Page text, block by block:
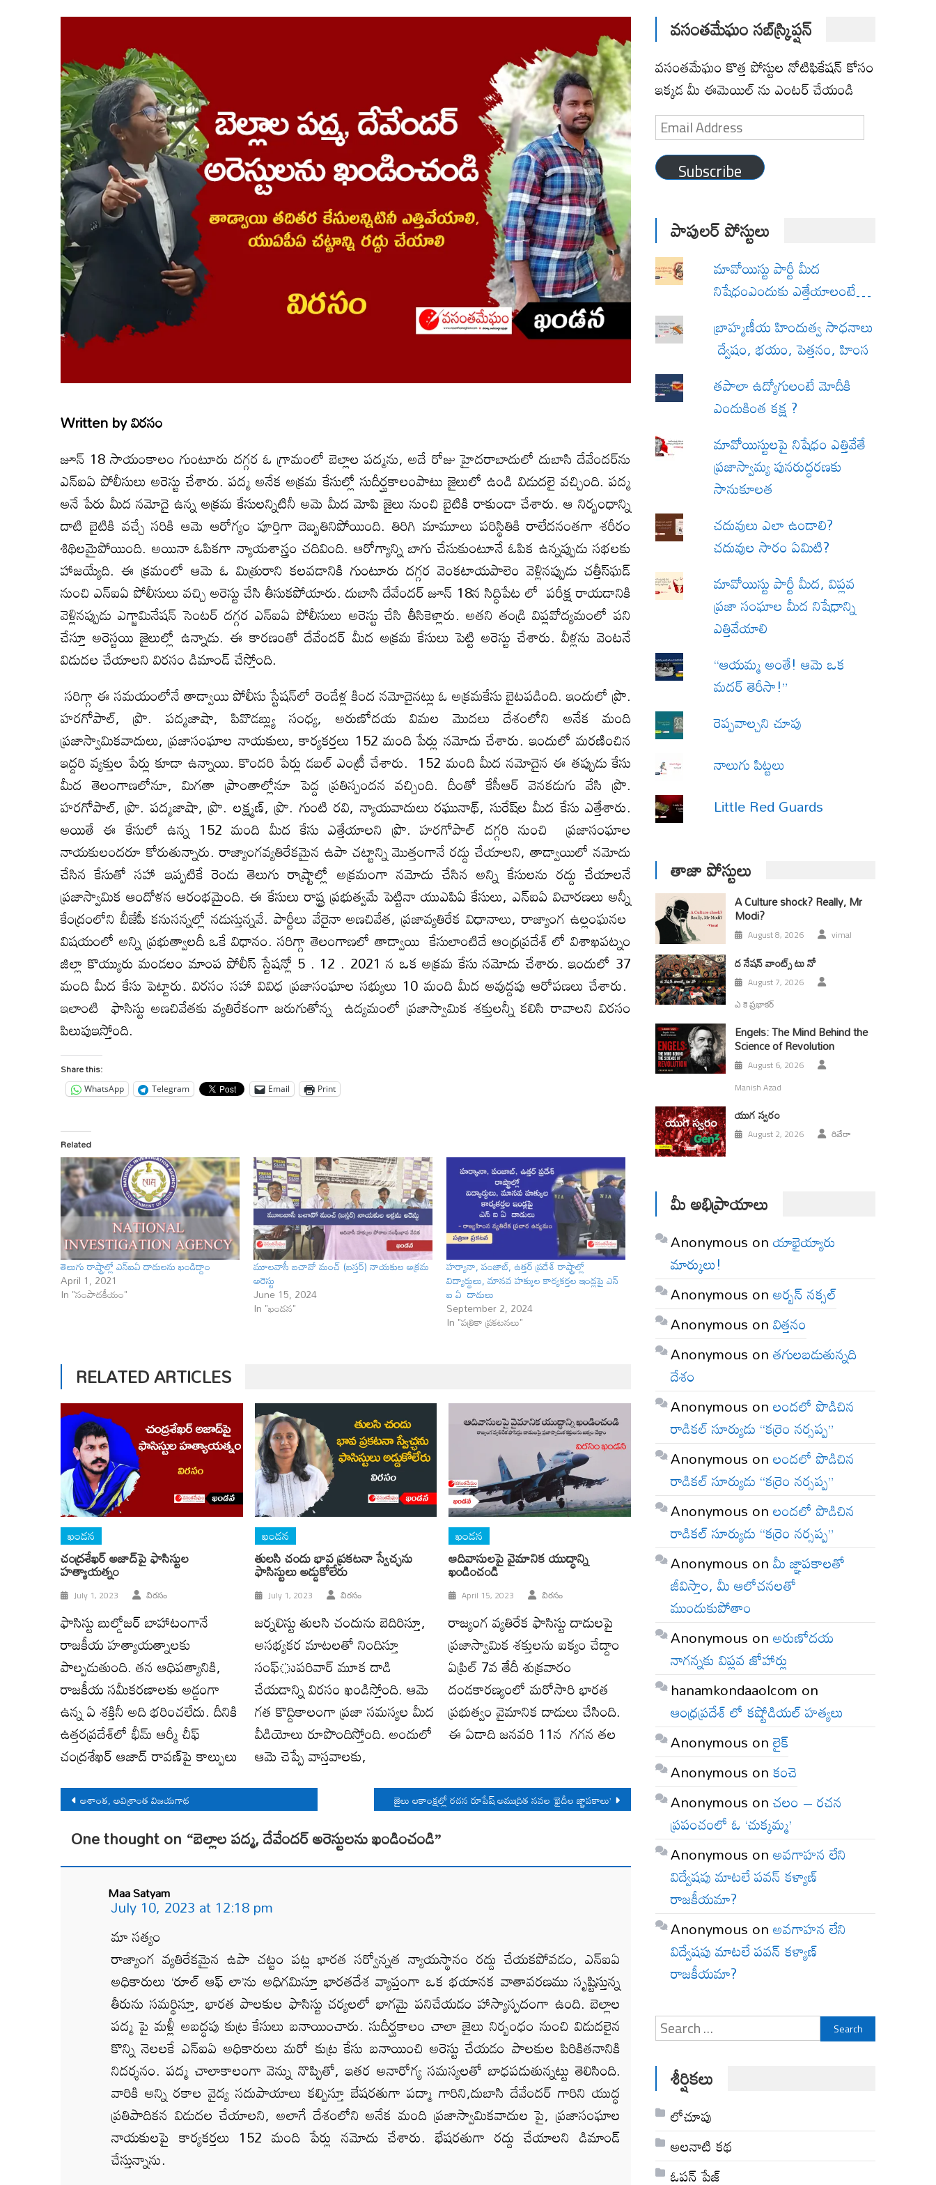
Written byవిరసం
జూన్‌ 18 సాయంకాలం గుంటూరు దగ్గర ఓ గ్రామంలో బెల్లాల పద్మను, అదే రోజు హైదరాబాదులో దుబాసి దేవేందర్‌ను
ఎన్‌ఐఏ పోలీసులు అరెస్టు చేశారు. పద్మ అనేక అక్రమ కేసుల్లో సుదీర్ఘకాలంపాటు జైలులో ఉండి విడుదలై వచ్చింది. పద్మ
అనే పేరు మీద నమోదై ఉన్న అక్రమ కేసులన్నిటినీ అమె మీద మోపి జైలు నుంచి బైటికి రాకుండా చేశారు. ఆ నిర్బంధాన్ని
దాటి బైటికి వచ్చే సరికి ఆమె ఆరోగ్యం పూర్తిగా దెబ్బతినిపోయింది. తిరిగి మామూలు పరిస్థితికి రాలేదనంతగా శరీరం
శిథిలమైపోయింది. అయినా ఓపికగా న్యాయశాస్త్రం చదివింది. ఆరోగ్యాన్ని బాగు చేసుకుంటూనే ఓపిక ఉన్నప్పుడు సభలకు
హాజయ్యేది. ఈ క్రమంలో ఆమె ఓ మిత్రురాని కలవడానికి గుంటూరు దగ్గర వెంకటాయపాలెం వెళ్లినప్పుడు చత్తీస్‌ఘడ్‌
నుంచి ఎన్‌ఐఏ పోలీసులు వచ్చి అరెస్టు చేసి తీసుకపోయారు. దుబాసి దేవేందర్‌ జూన్‌ 18న సిద్ధిపేట లో పరీక్ష రాయడానికి
వెళ్లినప్పుడు ఎగ్జామినేషన్‌ సెంటర్‌ దగ్గర ఎన్‌ఐఏ పోలీసులు అరెస్టు చేసి తీసికెళ్లారు. అతని తండ్రి విప్లవోద్యమంలో పని
చేస్తూ అరెస్టయి జైలుల్లో ఉన్నాడు. ఈ కారణంతో దేవేందర్‌ మీద అక్రమ కేసులు పెట్టి అరెస్టు చేశారు. వీళ్లను వెంటనే
విడుదల చేయాలని విరసం డిమాండ్‌ చేస్తోంది.
సరిగ్గా ఈ సమయంలోనే తాడ్వాయి పోలీసు స్టేషన్‌లో రెండేళ్ల కింద నమోదైనట్లు ఓ అక్రమకేసు బైటపడింది. ఇందులో ప్రొ.
హరగోపాల్‌, ప్రొ. పద్మజాషా, పివొడబ్ల్యు సంధ్య, అరుణోదయ విమల మొదలు దేశంలోని అనేక మంది
ప్రజాస్వామికవాదులు, ప్రజాసంఘాల నాయకులు, కార్యకర్తలు 152 మంది పేర్లు నమోదు చేశారు. ఇందులో మరణించిన
ఇద్దరి వ్యక్తుల పేర్లు కూడా ఉన్నాయి. కొందరి పేర్లు డబల్‌ ఎంట్రీ చేశారు. 152 మంది మీద నమోదైన ఈ తప్పుడు కేసు
మీద తెలంగాణలోనూ, మిగతా ప్రాంతాల్లోనూ పెద్ద ప్రతిస్పందన వచ్చింది. దీంతో కేసీఆర్‌ వెనకడుగు వేసి ప్రొ.
హరగోపాల్‌, ప్రొ. పద్మజాషా, ప్రొ. లక్ష్మణ్‌, ప్రొ. గుంటి రవి, న్యాయవాదులు రఘునాథ్‌, సురేష్‌ల మీద కేసు ఎత్తేశారు.
అయితే ఈ కేసులో ఉన్న 152 మంది మీద కేసు ఎత్తేయాలని ప్రొ. హరగోపాల్‌ దగ్గరి నుంచి ప్రజాసంఘాల
నాయకులందరూ కోరుతున్నారు. రాజ్యాంగవ్యతిరేకమైన ఉపా చట్టాన్ని మొత్తంగానే రద్దు చేయాలని, తాడ్వాయిలో నమోదు
చేసిన కేసుతో సహా ఇప్పటికే రెండు తెలుగు రాష్ర్టాల్లో అక్రమంగా నమోదు చేసిన అన్ని కేసులను రద్దు చేయాలనే
ప్రజాస్వామిక ఆందోళన ఆరంభమైంది. ఈ కేసులు రాష్ట్ర ప్రభుత్వమే పెట్టినా యుఎపిఏ కేసులు, ఎన్‌ఐఏ విచారణలు అన్నీ
కేంద్రంలోని బీజేపీ కనుసన్నల్లో నడుస్తున్నవే. పార్టీలు వేరైనా అణచివేత, ప్రజావ్యతిరేక విధానాలు, రాజ్యాంగ ఉల్లంఘనల
విషయంలో అన్ని ప్రభుత్వాలదీ ఒకే విధానం. సరిగ్గా తెలంగాణలో తాడ్వాయి కేసులాంటిదే ఆంధ్రప్రదేశ్ లో విశాఖపట్నం
జిల్లా కొయ్యురు మండలం మాంప పోలీస్ స్టేషన్లో 5 . 12 . 2021 న ఒక అక్రమ కేసు నమోదు చేశారు. ఇందులో 37
మంది మీద కేసు పెట్టారు. విరసం సహా వివిధ ప్రజాసంఘాల సభ్యులు 10 మంది మీద అవుద్దపు ఆరోపణలు చేశారు.
ఇలాంటి ఫాసిస్టు అణచివేతకు వ్యతిరేకంగా జరుగుతోన్న ఉద్యమంలో ప్రజాస్వామిక శక్తులన్నీ కలిసి రావాలని విరసం
పిలుపుఇస్తోంది.
Share this:
WhatsApp Telegram Email Print
Related
తెలుగు రాష్ట్రాల్లో ఎన్ఐఏ దాడులను ఖండిద్దాం
April 1, 2021
In "సంపాదకీయం"
మూలవాసీ బచావో మంచ్ (బస్తర్) నాయకుల అక్రమ
అరెస్టు
June 15, 2024
In "ఖండన"
హర్యానా, పంజాబ్, ఉత్తర్ ప్రదేశ్ రాష్ట్రాల్లో
విద్యార్థులు, మానవ హక్కుల కార్యకర్తల ఇండ్లపై ఎన్
ఐ ఏ దాడులు
September 2, 2024
In "పత్రికా ప్రకటనలు"
RELATED ARTICLES
ఖండన
చంద్రశేఖర్‌ అజాద్‌పై ఫాసిస్టుల
హత్యాయత్నం
July 1, 2023 విరసం
ఫాసిస్టు బుల్డోజర్‌ బాహాటంగానే
రాజకీయ హత్యాయత్నాలకు
పాల్పడుతుంది. తన ఆధిపత్యానికి,
రాజకీయ సమీకరణాలకు అడ్డంగా
ఉన్న ఏ శక్తినీ అది భరించలేదు. దీనికి
ఉత్తరప్రదేశ్‌లో భీమ్‌ ఆర్మీ చీఫ్‌
చంద్రశేఖర్‌ ఆజాద్‌ రావణ్‌పై కాల్పులు
ఖండన
తులసి చందు భావ ప్రకటనా స్వేచ్ఛను
ఫాసిస్టులు అడ్డుకోలేరు
July 1, 2023 విరసం
జర్నలిస్టు తులసి చందును బెదిరిస్తూ,
అసభ్యకర మాటలతో నిందిస్తూ
సంఫ్‌ుపరివార్‌ మూక దాడి
చేయడాన్ని విరసం ఖండిస్తోంది. ఆమె
గత కొద్దికాలంగా ప్రజా సమస్యల మీద
వీడియోలు రూపొందిస్తోంది. అందులో
ఆమె చెప్పే వాస్తవాలకు,
ఖండన
ఆదివాసులపై వైమానిక యుద్ధాన్ని
ఖండించండి
April 15, 2023 విరసం
రాజ్యంగ వ్యతిరేక ఫాసిస్టు దాడులపై
ప్రజాస్వామిక శక్తులను ఐక్యం చేద్దాం
ఏప్రిల్‌ 7వ తేదీ శుక్రవారం
దండకారణ్యంలో మరోసారి భారత
ప్రభుత్వం వైమానిక దాడులు చేసింది.
ఈ ఏడాది జనవరి 11న గగన తల
Post
navigation
అశాంత, అవిశ్రాంత విజయగాథ జైలు ఆకాంక్షల్లో రచన రూపేష్ అముద్రిత నవల ‘ఖైదీల జ్ఞాపకాలు’
One thought on “బెల్లాల పద్మ, దేవేందర్‌ అరెస్టులను ఖండించండి”
Maa Satyam
July 10, 2023 at 12:18 pm
మా సత్యం
రాజ్యాంగ వ్యతిరేకమైన ఉపా చట్టం పట్ల భారత సర్వోన్నత న్యాయస్థానం రద్దు చేయకపోవడం, ఎన్ఐఏ
అధికారులు ‘రూల్ ఆఫ్ లా’ను అధిగమిస్తూ భారతదేశ వ్యాప్తంగా ఒక భయానక వాతావరణము సృష్టిస్తున్న
తీరును సమర్థిస్తూ, భారత పాలకుల ఫాసిస్టు చర్యలలో భాగమై పనిచేయడం హాస్యాస్పదంగా ఉంది. బెల్లాల
పద్మ పై మళ్లీ అబద్ధపు కుట్ర కేసులు బనాయించారు. సుదీర్ఘకాలం చాలా జైలు నిర్బంధం నుంచి విడుదలైన
కొన్ని నెలలకే ఎన్ఐఏ అధికారులు మరో కుట్ర కేసు బనాయించి అరెస్టు చేయడం పాలకుల పిరికితనానికి
నిదర్శనం. పద్మ చాలాకాలంగా వెన్ను నొప్పితో, ఇతర అనారోగ్య సమస్యలతో బాధపడుతున్నట్టు తెలిసింది.
వారికి అన్ని రకాల వైద్య సదుపాయాలు కల్పిస్తూ బేషరతుగా పద్మా గారిని,దుబాసి దేవేందర్‌ గారిని యుద్ధ
ప్రతిపాదికన విడుదల చేయాలని, అలాగే దేశంలోని అనేక మంది ప్రజాస్వామికవాదుల పై, ప్రజాసంఘాల
నాయకులపై కార్యకర్తలు 152 మంది పేర్లు నమోదు చేశారు. భేషరతుగా రద్దు చేయాలని డిమాండ్
చేస్తున్నాను.
వసంతమేఘం సబ్‌స్క్రిప్షన్
వసంతమేఘం కొత్త పోస్టుల నోటిఫికేషన్ కోసం
ఇక్కడ మీ ఈమెయిల్ ను ఎంటర్ చేయండి
Email
Address
Subscribe
పాపులర్ పోస్టులు
మావోయిస్టు పార్టీ మీద
నిషేధంఎందుకు ఎత్తేయాలంటే…
బ్రాహ్మణీయ హిందుత్వ సాధనాలు
ద్వేషం, భయం, పెత్తనం, హింస
త‌పాలా ఉద్యోగులంటే మోదీకి
ఎందుకింత కక్ష ?
మావోయిస్టులపై నిషేధం ఎత్తివేతే
ప్రజాస్వామ్య పునరుద్ధరణకు
సానుకూలత
చదువులు ఎలా ఉండాలి?
చదువుల సారం ఏమిటి?
మావోయిస్టు పార్టీ మీద, విప్లవ
ప్రజా సంఘాల మీద నిషేధాన్ని
ఎత్తివేయాలి
“ఆయమ్మ అంతే! ఆమె ఒక
మదర్ తెరీసా!”
రెప్పవాల్చని చూపు
నాలుగు పిట్టలు
Little Red Guards
తాజా పోస్టులు
A Culture shock? Really, Mr
Modi?
August 8, 2026 vimal
ద నేషన్ వాంట్స్ టు నో
August 7, 2026
ఎ కె ప్రభాకర్
Engels: The Mind Behind the
Science of Revolution
August 6, 2026
Manish Azad
యుగ స్వ‌రం
August 2, 2026 రివేరా
మీ అభిప్రాయాలు
Anonymous onయాభైయ్యారు
మార్కులు!
Anonymous onఅర్బన్ నక్సల్
Anonymous onవిత్తనం
Anonymous onతగులబడుతున్నది
దేశం
Anonymous onలందలో పొడిచిన
రాడికల్ సూర్యుడు “కర్రెం నర్సప్ప”
Anonymous onలందలో పొడిచిన
రాడికల్ సూర్యుడు “కర్రెం నర్సప్ప”
Anonymous onలందలో పొడిచిన
రాడికల్ సూర్యుడు “కర్రెం నర్సప్ప”
Anonymous onమీ జ్ఞాపకాలతో
జీవిస్తాం, మీ ఆలోచనలతో
ముందుకుపోతాం
Anonymous onఅరుణోదయ
నాగన్నకు విప్లవ జోహార్లు
hanamkondaaolcom on
ఆంధ్రప్రదేశ్ లో కష్టోడియల్ హత్యలు
Anonymous onలైక్
Anonymous onకంచె
Anonymous onచలం – రచన
ప్రపంచంలో ఓ ‘చుక్కమ్మ’
Anonymous onఅవగాహన లేని
విద్వేషపు మాటలే పవన్ కళ్యాణ్
రాజకీయమా?
Anonymous onఅవగాహన లేని
విద్వేషపు మాటలే పవన్ కళ్యాణ్
రాజకీయమా?
Search
for:
శీర్షికలు
లోచూపు
అల‌నాటి క‌థ‌
ఓపన్ పేజ్